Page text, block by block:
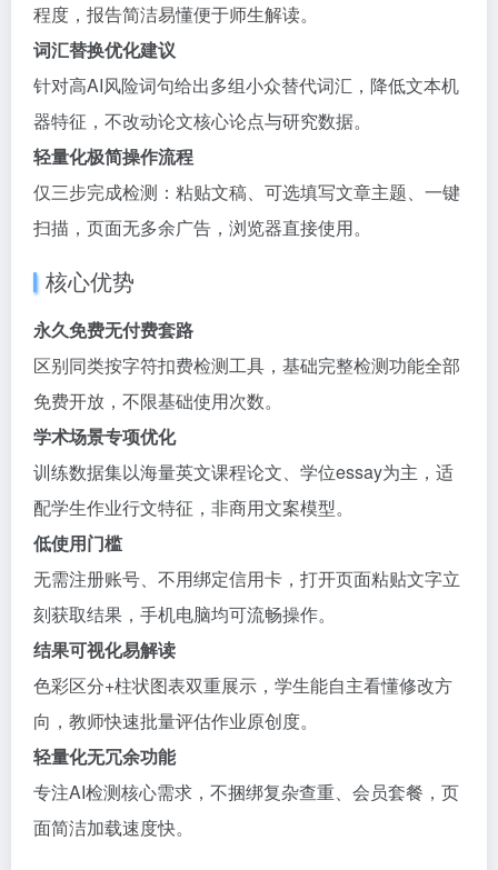
程度，报告简洁易懂便于师生解读。
词汇替换优化建议
针对高AI风险词句给出多组小众替代词汇，降低文本机
器特征，不改动论文核心论点与研究数据。
轻量化极简操作流程
仅三步完成检测：粘贴文稿、可选填写文章主题、一键
扫描，页面无多余广告，浏览器直接使用。
核心优势
永久免费无付费套路
区别同类按字符扣费检测工具，基础完整检测功能全部
免费开放，不限基础使用次数。
学术场景专项优化
训练数据集以海量英文课程论文、学位essay为主，适
配学生作业行文特征，非商用文案模型。
低使用门槛
无需注册账号、不用绑定信用卡，打开页面粘贴文字立
刻获取结果，手机电脑均可流畅操作。
结果可视化易解读
色彩区分+柱状图表双重展示，学生能自主看懂修改方
向，教师快速批量评估作业原创度。
轻量化无冗余功能
专注AI检测核心需求，不捆绑复杂查重、会员套餐，页
面简洁加载速度快。